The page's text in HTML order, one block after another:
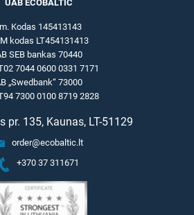
UAB ECOBALTIC
Kodas 145413143
kodas LT454131413
SEB bankas 70440
7044 0600 0331 7171
„Swedbank“ 73000
7300 0100 8719 2828
pr. 135, Kaunas, LT-51129
order@ecobaltic.lt
+370 37 311671